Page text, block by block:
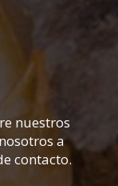
nuestros
a
contacto.